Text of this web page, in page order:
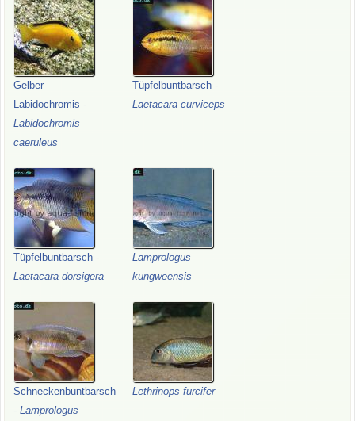
Gelber
Labidochromis -
Labidochromis
caeruleus
Tüpfelbuntbarsch -
Laetacara curviceps
Tüpfelbuntbarsch -
Laetacara dorsigera
Lamprologus
kungweensis
Schneckenbuntbarsch
- Lamprologus
Lethrinops furcifer